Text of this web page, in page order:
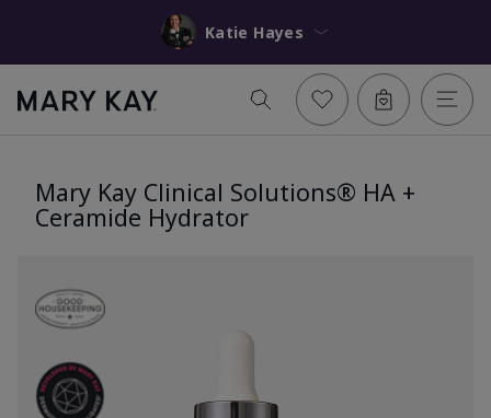
Katie Hayes
Mary Kay Clinical Solutions® HA +
Ceramide Hydrator